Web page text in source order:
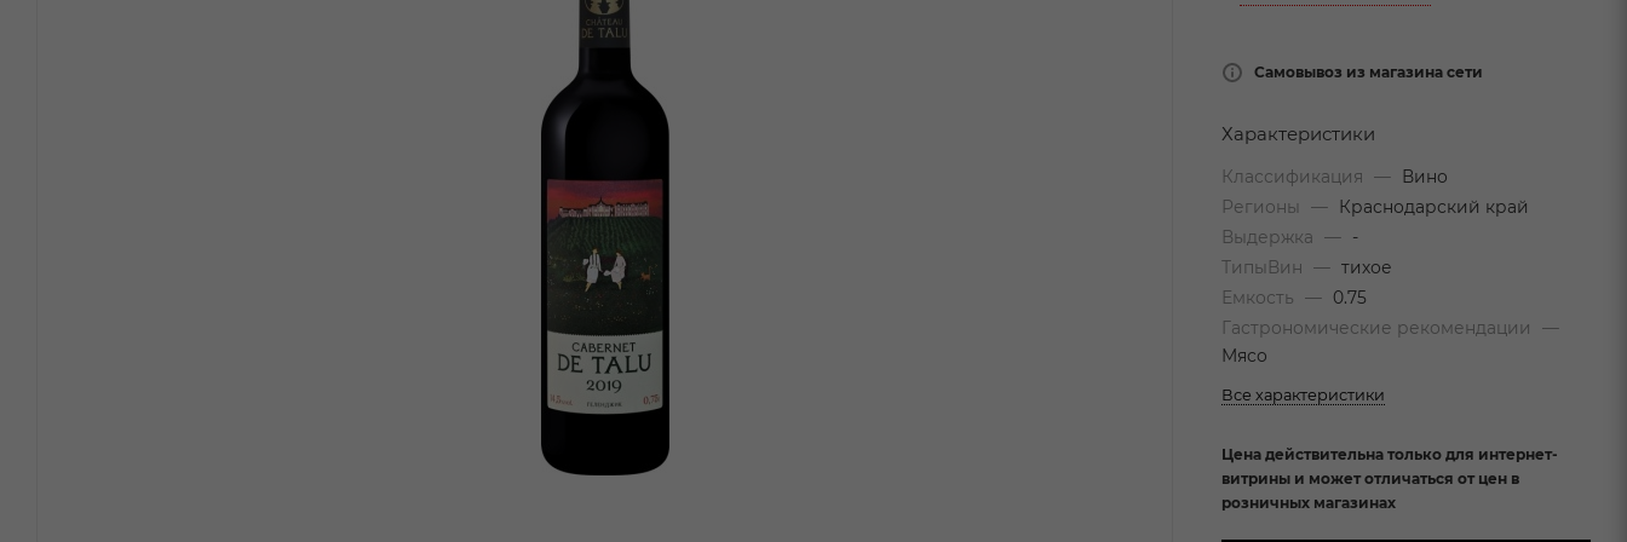
Самовывоз из магазина сети
Характеристики
Классификация —
Вино
Регионы
—
Краснодарский край
Выдержка
—
-
ТипыВин
— тихое
Емкость
—
0.75
Гастрономические рекомендации
—
Мясо
Все характеристики
Цена действительна только для интернет-
витрины и может отличаться от цен в
розничных магазинах